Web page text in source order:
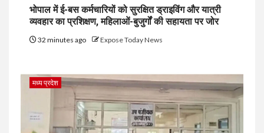
भोपाल में ई-बस कर्मचारियों को सुरक्षित ड्राइविंग और यात्री
व्यवहार का प्रशिक्षण, महिलाओं-बुजुर्गों की सहायता पर जोर
32 minutes ago Expose Today News
मध्य प्रदेश